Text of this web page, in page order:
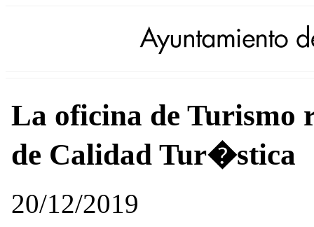
La oficina de Turismo
de Calidad Tur�stica
20/12/2019